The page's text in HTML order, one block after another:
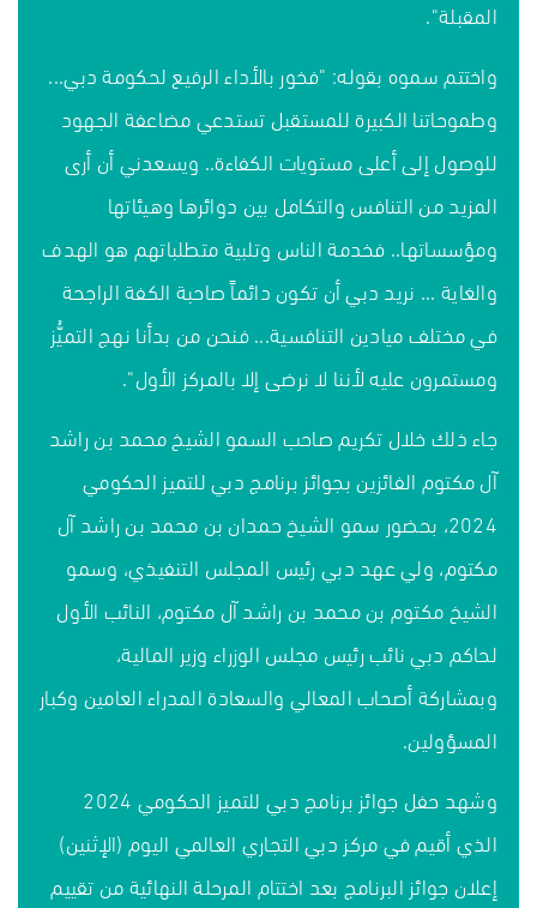
المقبلة".
واختتم سموه بقوله: "فخور بالأداء الرفيع لحكومة دبي...
وطموحاتنا الكبيرة للمستقبل تستدعي مضاعفة الجهود
للوصول إلى أعلى مستويات الكفاءة.. ويسعدني أن أرى
المزيد من التنافس والتكامل بين دوائرها وهيئاتها
ومؤسساتها.. فخدمة الناس وتلبية متطلباتهم هو الهدف
والغاية ... نريد دبي أن تكون دائماً صاحبة الكفة الراجحة
في مختلف ميادين التنافسية... فنحن من بدأنا نهج التميُّز
ومستمرون عليه لأننا لا نرضى إلا بالمركز الأول".
جاء ذلك خلال تكريم صاحب السمو الشيخ محمد بن راشد
آل مكتوم الفائزين بجوائز برنامج دبي للتميز الحكومي
2024، بحضور سمو الشيخ حمدان بن محمد بن راشد آل
مكتوم، ولي عهد دبي رئيس المجلس التنفيذي، وسمو
الشيخ مكتوم بن محمد بن راشد آل مكتوم، النائب الأول
لحاكم دبي نائب رئيس مجلس الوزراء وزير المالية،
وبمشاركة أصحاب المعالي والسعادة المدراء العامين وكبار
المسؤولين.
وشهد حفل جوائز برنامج دبي للتميز الحكومي 2024
الذي أقيم في مركز دبي التجاري العالمي اليوم (الإثنين)
إعلان جوائز البرنامج بعد اختتام المرحلة النهائية من تقييم